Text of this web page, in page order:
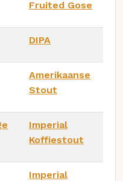
Fruited Gose
DIPA
Amerikaanse
Stout
Imperial
Koffiestout
Imperial